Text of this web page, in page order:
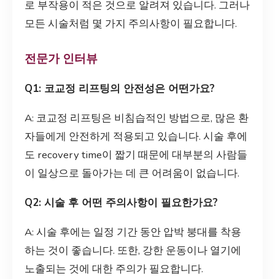
로 부작용이 적은 것으로 알려져 있습니다. 그러나
모든 시술처럼 몇 가지 주의사항이 필요합니다.
전문가 인터뷰
Q1: 코교정 리프팅의 안전성은 어떤가요?
A: 코교정 리프팅은 비침습적인 방법으로, 많은 환
자들에게 안전하게 적용되고 있습니다. 시술 후에
도 recovery time이 짧기 때문에 대부분의 사람들
이 일상으로 돌아가는 데 큰 어려움이 없습니다.
Q2: 시술 후 어떤 주의사항이 필요한가요?
A: 시술 후에는 일정 기간 동안 압박 붕대를 착용
하는 것이 좋습니다. 또한, 강한 운동이나 열기에
노출되는 것에 대한 주의가 필요합니다.